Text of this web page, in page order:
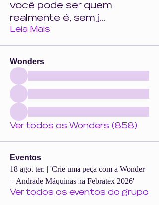
você pode ser quem
realmente é, sem j...
Leia Mais
Wonders
Ver todos os Wonders (858)
Eventos
18 ago. ter. | 'Crie uma peça com a Wonder
+ Andrade Máquinas na Febratex 2026'
Ver todos os eventos do grupo